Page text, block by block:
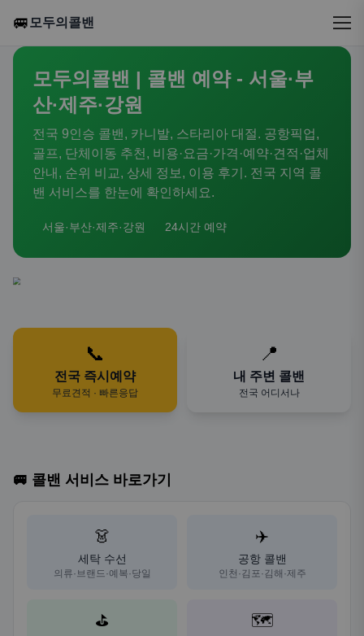
🚐 모두의콜밴
모두의콜밴 | 콜밴 예약 - 서울·부
산·제주·강원
전국 9인승 콜밴, 카니발, 스타리아 대절. 공항픽업,
골프, 단체이동 추천, 비용·요금·가격·예약·견적·업체
안내, 순위 비교, 상세 정보, 이용 후기. 전국 지역 콜
밴 서비스를 한눈에 확인하세요.
서울·부산·제주·강원 24시간 예약
📞
전국 즉시예약
무료견적 · 빠른응답
📍
내 주변 콜밴
전국 어디서나
🚐 콜밴 서비스 바로가기
👗
세탁 수선
의류·브랜드·예복·당일
✈️
공항 콜밴
인천·김포·김해·제주
⛳ 🗺️